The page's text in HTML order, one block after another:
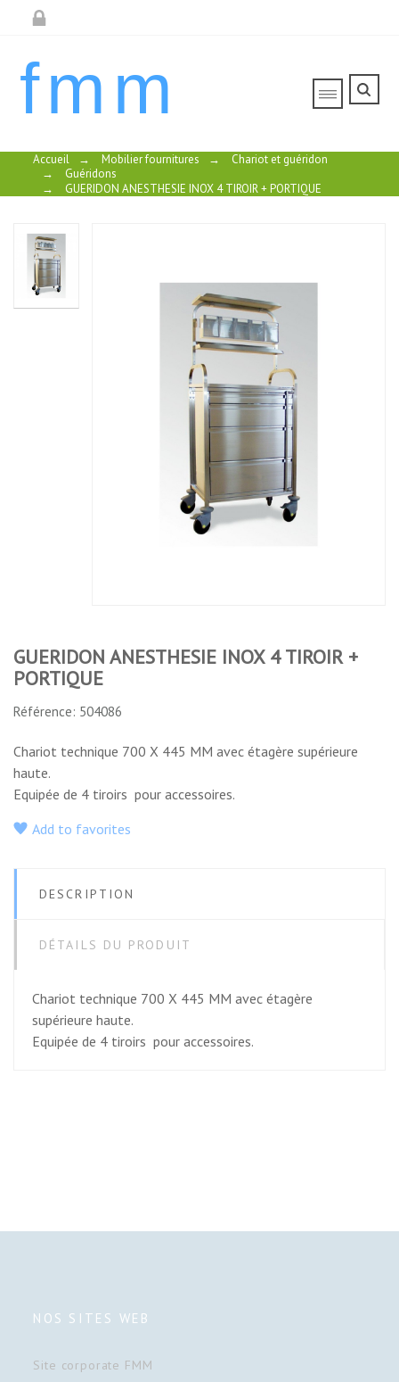
fmm
Accueil → Mobilier fournitures →
Chariot et guéridon
→
Guéridons
→
GUERIDON ANESTHESIE INOX 4 TIROIR + PORTIQUE
GUERIDON ANESTHESIE INOX 4 TIROIR +
PORTIQUE
Référence: 504086
Chariot technique 700 X 445 MM avec étagère supérieure
haute.
Equipée de 4 tiroirs pour accessoires.
Add to favorites
DESCRIPTION
DÉTAILS DU PRODUIT
Chariot technique 700 X 445 MM avec étagère
supérieure haute.
Equipée de 4 tiroirs pour accessoires.
NOS SITES WEB
Site corporate FMM